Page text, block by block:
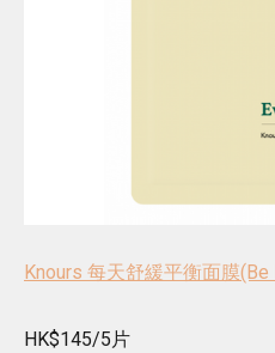
Knours 每天舒緩平衡面膜
HK$145/5片